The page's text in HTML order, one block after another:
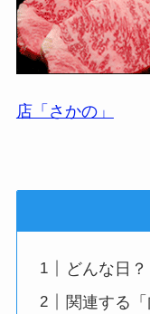
店「さかの」
どんな日？
関連する「